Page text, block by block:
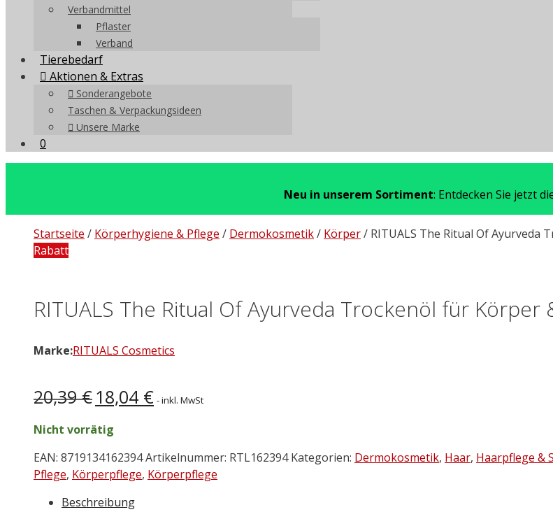
Verbandmittel
Pflaster
Verband
Tierebedarf
Aktionen & Extras
Sonderangebote
Taschen & Verpackungsideen
Unsere Marke
0
Neu in unserem Sortiment: Entdecken Sie jetzt
Startseite / Körperhygiene & Pflege / Dermokosmetik/ Körper/ RITUALS The Ritual Of Ayurveda
Rabatt
RITUALS The Ritual Of Ayurveda Trockenöl für Körper
Marke:RITUALS Cosmetics
20,39€ Ursprünglicher
Preis
war:
18,04 €Aktueller
Preis
- inkl. MwSt
Nicht vorrätig
EAN: 8719134162394Artikelnummer: RTL162394 Kategorien: Dermokosmetik, Haar, Haarpflege &
Pflege, Körperpflege, Körperpflege
Beschreibung